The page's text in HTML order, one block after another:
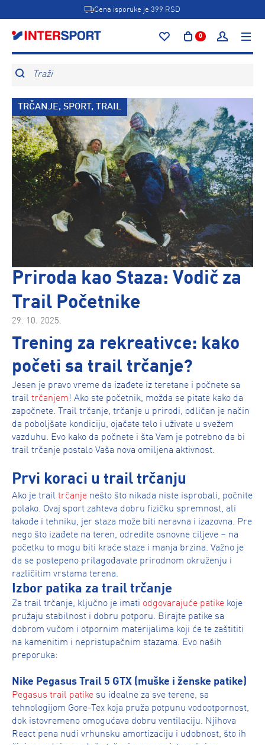
Cena isporuke je 399 RSD
0
Traži
TRČANJE, SPORT, TRAIL
Priroda kao Staza: Vodič za
Trail Početnike
29. 10. 2025.
Trening za rekreativce: kako
početi sa trail trčanje?
Jesen je pravo vreme da izađete iz teretane i počnete sa
trail trčanjem! Ako ste početnik, možda se pitate kako da
započnete. Trail trčanje, trčanje u prirodi, odličan je način
da poboljšate kondiciju, ojačate telo i uživate u svežem
vazduhu. Evo kako da počnete i šta Vam je potrebno da bi
trail trčanje postalo Vaša nova omiljena aktivnost.
Prvi koraci u trail trčanju
Ako je trail trčanje nešto što nikada niste isprobali, počnite
polako. Ovaj sport zahteva dobru fizičku spremnost, ali
takođe i tehniku, jer staza može biti neravna i izazovna. Pre
nego što izađete na teren, odredite osnovne ciljeve – na
početku to mogu biti kraće staze i manja brzina. Važno je
da se postepeno prilagođavate prirodnom okruženju i
različitim vrstama terena.
Izbor patika za trail trčanje
Za trail trčanje, ključno je imati odgovarajuće patike koje
pružaju stabilnost i dobru potporu. Birajte patike sa
dobrom vučom i otpornim materijalima koji će te zaštititi
na kamenitim i nepristupačnim stazama. Evo naših
preporuka:
Nike Pegasus Trail 5 GTX (muške i ženske patike)
Pegasus trail patike su idealne za sve terene, sa
tehnologijom Gore-Tex koja pruža potpunu vodootpornost,
dok istovremeno omogućava dobru ventilaciju. Njihova
React pena nudi vrhunsku amortizaciju i udobnost, što ih